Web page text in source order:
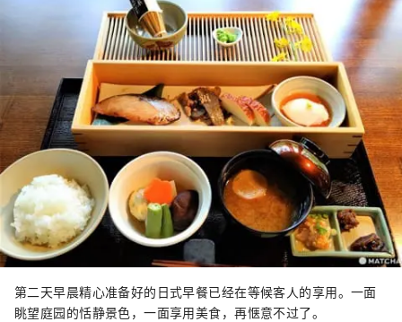
第二天早晨精心准备好的日式早餐已经在等候客人的享用。一面
眺望庭园的恬静景色，一面享用美食，再惬意不过了。